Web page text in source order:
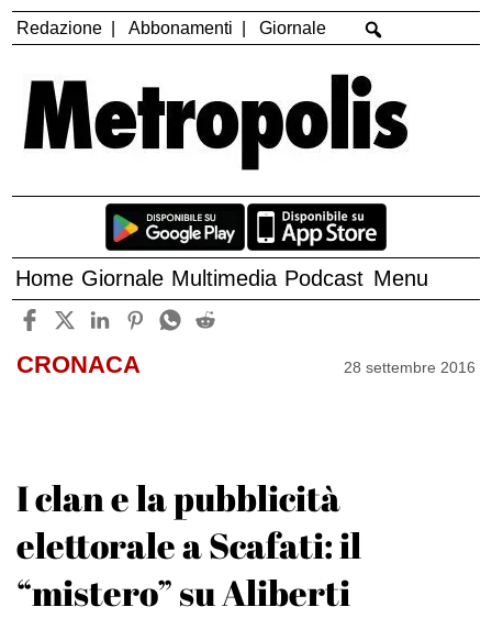
Redazione Abbonamenti Giornale
Home Giornale Multimedia Podcast Menu
CRONACA 28 settembre 2016
I clan e la pubblicità
elettorale a Scafati: il
“mistero” su Aliberti